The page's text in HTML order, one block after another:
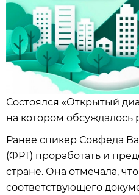
Состоялся «Открытый
на котором обсуждалось
Ранее спикер Совфеда
(ФРТ) проработать и
стране. Она отмечала,
соответствующего